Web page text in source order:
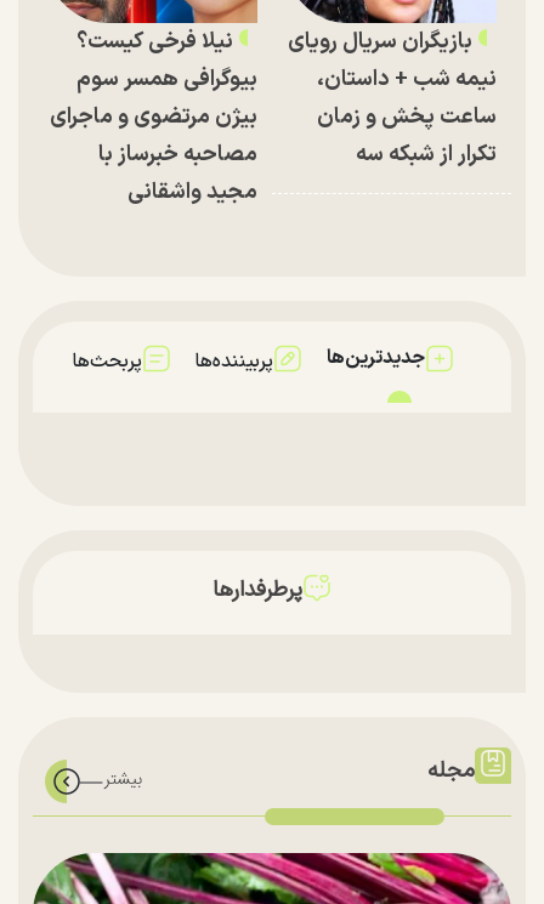
بازیگران سریال رویای
نیمه شب + داستان،
ساعت پخش و زمان
تکرار از شبکه سه
نیلا فرخی کیست؟
بیوگرافی همسر سوم
بیژن مرتضوی و ماجرای
مصاحبه خبرساز با
مجید واشقانی
جدیدترین‌ها پربیننده‌ها پربحث‌ها
پرطرفدارها
مجله